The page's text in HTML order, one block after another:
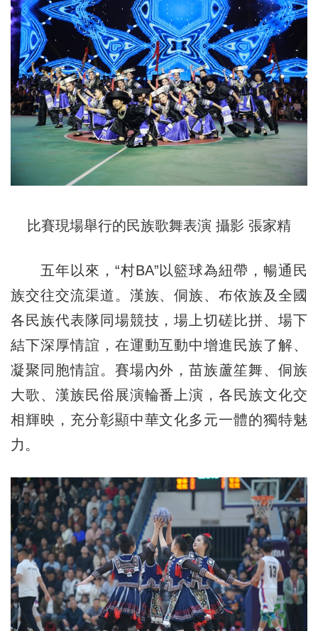
比賽現場舉行的民族歌舞表演 攝影 張家精
五年以來，“村BA”以籃球為紐帶，暢通民
族交往交流渠道。漢族、侗族、布依族及全國
各民族代表隊同場競技，場上切磋比拼、場下
結下深厚情誼，在運動互動中增進民族了解、
凝聚同胞情誼。賽場內外，苗族蘆笙舞、侗族
大歌、漢族民俗展演輪番上演，各民族文化交
相輝映，充分彰顯中華文化多元一體的獨特魅
力。